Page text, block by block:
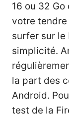
16 ou 32
votre
surfer sur le
simplicité.
la part des
Android.
test de la